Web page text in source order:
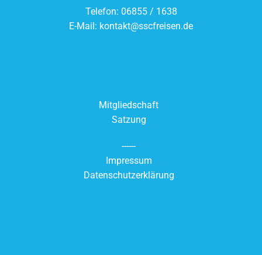
Telefon: 06855 / 1638
E-Mail: kontakt@sscfreisen.de
Mitgliedschaft
Satzung
------
Impressum
Datenschutzerklärung